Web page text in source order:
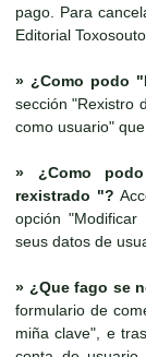
pago. Para
Editorial
» ¿Como podo
sección "Rexistro
como usuario"
» ¿Como
rexistrado "?
opción
seus datos de
» ¿Que fago se
formulario de
miña clave", e